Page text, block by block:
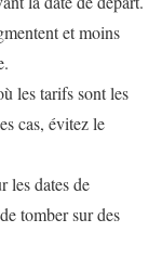
et moins
les tarifs sont les
cas, évitez le
les dates de
tomber sur des